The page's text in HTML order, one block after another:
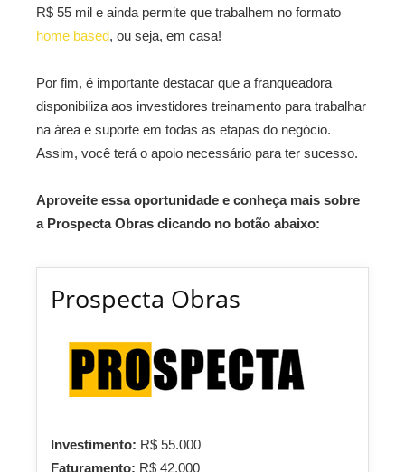
R$ 55 mil e ainda permite que trabalhem no formato
home based, ou seja, em casa!
Por fim, é importante destacar que a franqueadora
disponibiliza aos investidores treinamento para trabalhar
na área e suporte em todas as etapas do negócio.
Assim, você terá o apoio necessário para ter sucesso.
Aproveite essa oportunidade e conheça mais sobre
a Prospecta Obras clicando no botão abaixo:
Prospecta Obras
Investimento: R$ 55.000
Faturamento: R$ 42.000